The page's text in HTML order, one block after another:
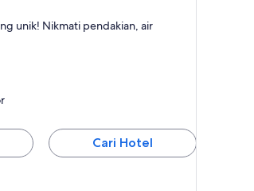
Air Terjun, dan Renang
unik! Nikmati pendakian, air
Cari Hotel